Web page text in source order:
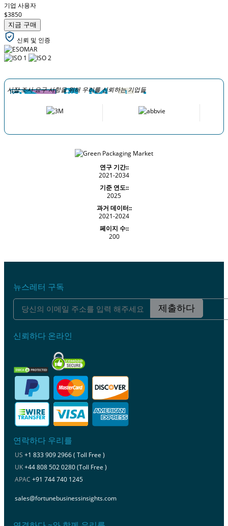
기업 사용자
$3850
지금 구매
신뢰 및 인증
시장 조사 요구 사항을 위해 우리를 신뢰하는 기업들
연구 기간::
2021-2034
기준 연도::
2025
과거 데이터::
2021-2024
페이지 수::
200
뉴스레터 구독
제출하다
신뢰하다 온라인
연락하다 우리를
US +1 833 909 2966 ( Toll Free )
UK+44 808 502 0280 (Toll Free )
APAC +91 744 740 1245
sales@fortunebusinessinsights.com